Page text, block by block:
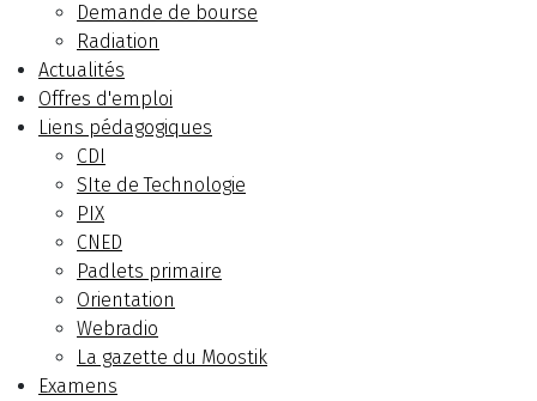
Demande de bourse
Radiation
Actualités
Offres d'emploi
Liens pédagogiques
CDI
SIte de Technologie
PIX
CNED
Padlets primaire
Orientation
Webradio
La gazette du Moostik
Examens